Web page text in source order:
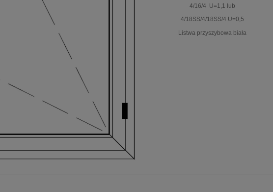
4/16/4 U=1,1 lub
4/18SS/4/18SS/4 U=0,5
Listwa przyszybowa biała